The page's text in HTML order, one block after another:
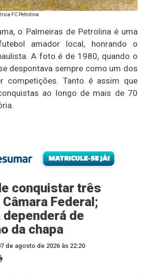
FC Petrolina
o Palmeiras de Petrolina é uma
amador local, honrando o
A foto é de 1980, quando o
despontava sempre como um dos
competições. Tanto é assim que
ao longo de mais de 70
conquistar três
Federal;
de
da chapa
de agosto de 2026 às 22:20